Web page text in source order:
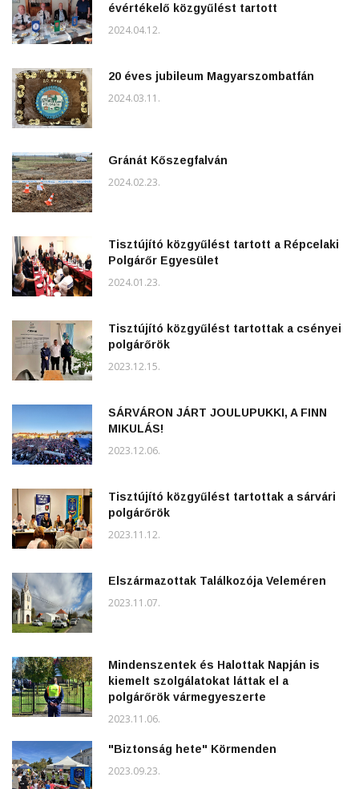
évértékelő közgyűlést tartott
2024.04.12.
20 éves jubileum Magyarszombatfán
2024.03.11.
Gránát Kőszegfalván
2024.02.23.
Tisztújító közgyűlést tartott a Répcelaki
Polgárőr Egyesület
2024.01.23.
Tisztújító közgyűlést tartottak a csényei
polgárőrök
2023.12.15.
SÁRVÁRON JÁRT JOULUPUKKI, A FINN
MIKULÁS!
2023.12.06.
Tisztújító közgyűlést tartottak a sárvári
polgárőrök
2023.11.12.
Elszármazottak Találkozója Veleméren
2023.11.07.
Mindenszentek és Halottak Napján is
kiemelt szolgálatokat láttak el a
polgárőrök vármegyeszerte
2023.11.06.
"Biztonság hete" Körmenden
2023.09.23.